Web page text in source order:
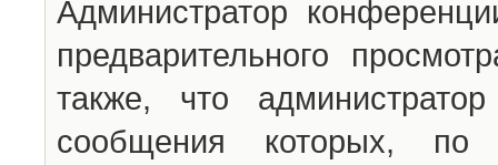
Администратор
предварительного
также, что
сообщения которых,